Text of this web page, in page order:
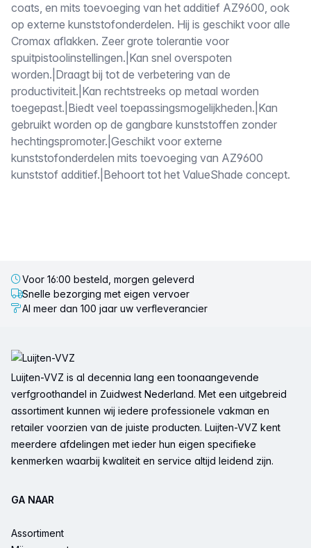
coats, en mits toevoeging van het additief AZ9600, ook
op externe kunststofonderdelen. Hij is geschikt voor alle
Cromax aflakken. Zeer grote tolerantie voor
spuitpistoolinstellingen.|Kan snel overspoten
worden.|Draagt bij tot de verbetering van de
productiviteit.|Kan rechtstreeks op metaal worden
toegepast.|Biedt veel toepassingsmogelijkheden.|Kan
gebruikt worden op de gangbare kunststoffen zonder
hechtingspromoter.|Geschikt voor externe
kunststofonderdelen mits toevoeging van AZ9600
kunststof additief.|Behoort tot het ValueShade concept.
Voor 16:00 besteld, morgen geleverd
Snelle bezorging met eigen vervoer
Al meer dan 100 jaar uw verfleverancier
Luijten-VVZ is al decennia lang een toonaangevende
verfgroothandel in Zuidwest Nederland. Met een uitgebreid
assortiment kunnen wij iedere professionele vakman en
retailer voorzien van de juiste producten. Luijten-VVZ kent
meerdere afdelingen met ieder hun eigen specifieke
kenmerken waarbij kwaliteit en service altijd leidend zijn.
GA NAAR
Assortiment